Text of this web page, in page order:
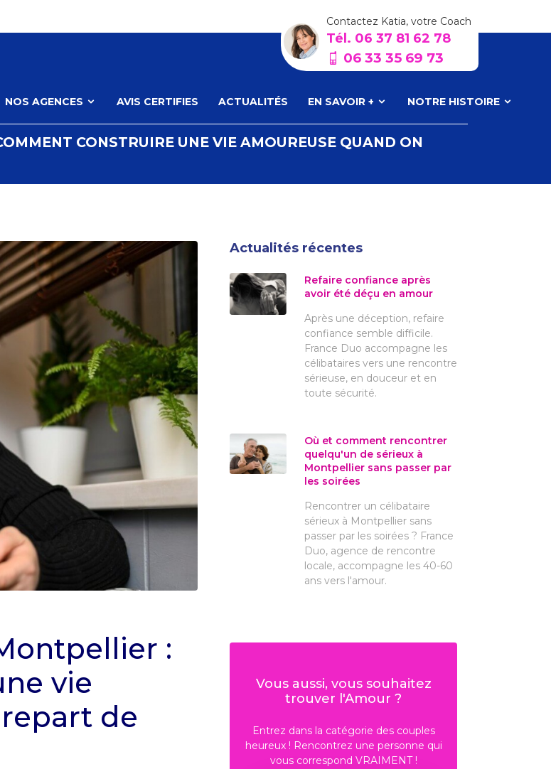
Contactez Katia, votre Coach
Tél. 06 37 81 62 78
06 33 35 69 73
NOS AGENCES AVIS CERTIFIES ACTUALITÉS EN SAVOIR + NOTRE HISTOIRE
CONSTRUIRE UNE VIE AMOUREUSE QUAND ON
:
vie
de
Actualités récentes
Refaire confiance après
avoir été déçu en amour
Après une déception, refaire
confiance semble difficile.
France Duo accompagne les
célibataires vers une rencontre
sérieuse, en douceur et en
toute sécurité.
Où et comment rencontrer
quelqu'un de sérieux à
Montpellier sans passer par
les soirées
Rencontrer un célibataire
sérieux à Montpellier sans
passer par les soirées ? France
Duo, agence de rencontre
locale, accompagne les 40-60
ans vers l'amour.
Vous aussi, vous souhaitez
trouver l'Amour ?
Entrez dans la catégorie des couples
heureux ! Rencontrez une personne qui
vous correspond VRAIMENT !